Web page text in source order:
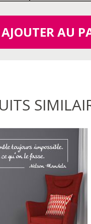
AJOUTER AU